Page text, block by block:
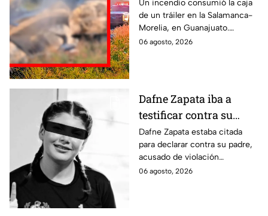
Guanajuato; fuego dejó
la caja seca en pérdida
total
Un incendio consumió la caja
de un tráiler en la Salamanca-
Morelia, en Guanajuato.
Imágenes muestran cómo el
06 agosto, 2026
Dafne Zapata iba a
testificar contra su
padre por 4buso s3xual
previo a ser víctim4 de
f3minicidio
Dafne Zapata estaba citada
para declarar contra su padre,
acusado de violación
equiparada. Tras su
06 agosto, 2026